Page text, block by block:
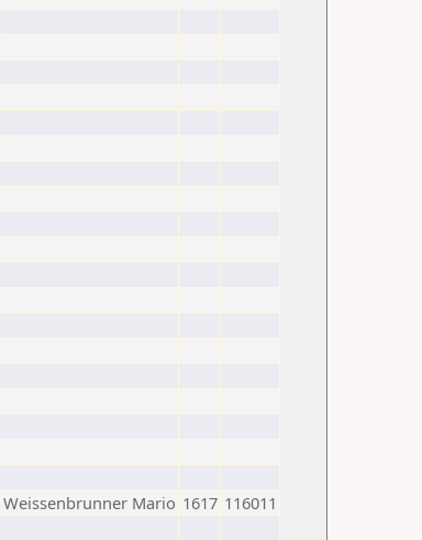
Weissenbrunner Mario 1617 116011